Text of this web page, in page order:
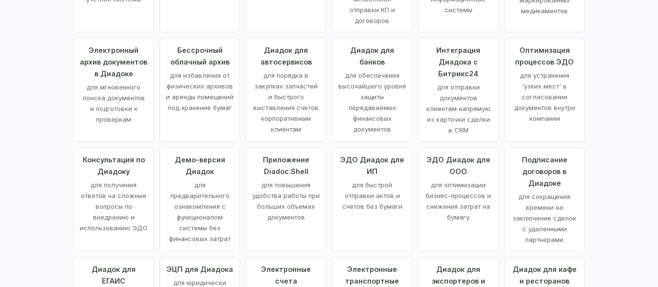
отправки КП и
договоров
системы
медикаментов
Электронный
архив документов
в Диадоке
для мгновенного
поиска документов
и подготовки к
проверкам
Бессрочный
облачный архив
для избавления от
физических архивов
и аренды помещений
под хранение бумаг
Диадок для
автосервисов
для порядка в
закупках запчастей
и быстрого
выставления счетов
корпоративным
клиентам
Диадок для
банков
для обеспечения
высочайшего уровня
защиты
передаваемых
финансовых
документов
Интеграция
Диадока с
Битрикс24
для отправки
документов
клиентам напрямую
из карточки сделки
в CRM
Оптимизация
процессов ЭДО
для устранения
'узких мест' в
согласовании
документов внутри
компании
Консультация по
Диадоку
для получения
ответов на сложные
вопросы по
внедрению и
использованию ЭДО
Демо-версия
Диадок
для
предварительного
ознакомления с
функционалом
системы без
финансовых затрат
Приложение
Diadoc.Shell
для повышения
удобства работы при
больших объемах
документов
ЭДО Диадок для
ИП
для быстрой
отправки актов и
счетов без бумаги
ЭДО Диадок для
ООО
для оптимизации
бизнес-процессов и
снижения затрат на
бумагу
Подписание
договоров в
Диадоке
для сокращения
времени на
заключение сделок
с удаленными
партнерами
Диадок для
ЕГАИС
ЭЦП для Диадока
для юридически
Электронные
счета
Электронные
транспортные
Диадок для
экспортеров и
Диадок для кафе
и ресторанов